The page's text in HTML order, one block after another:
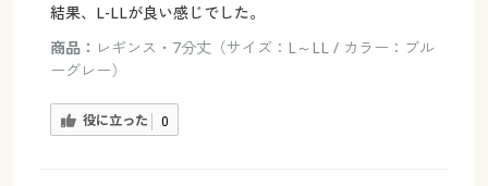
結果、L-LLが良い感じでした。
商品： レギンス・7分丈（サイズ：L～LL / カラー：ブル
ーグレー）
役に立った 0